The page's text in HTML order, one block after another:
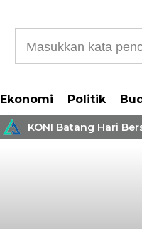
Ekonomi Politik
KONI Batang Hari